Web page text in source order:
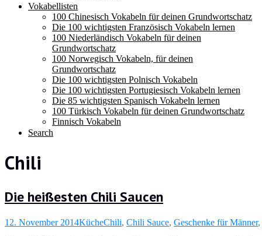
Vokabellisten
100 Chinesisch Vokabeln für deinen Grundwortschatz
Die 100 wichtigsten Französisch Vokabeln lernen
100 Niederländisch Vokabeln für deinen
Grundwortschatz
100 Norwegisch Vokabeln, für deinen
Grundwortschatz
Die 100 wichtigsten Polnisch Vokabeln
Die 100 wichtigsten Portugiesisch Vokabeln lernen
Die 85 wichtigsten Spanisch Vokabeln lernen
100 Türkisch Vokabeln für deinen Grundwortschatz
Finnisch Vokabeln
Search
Chili
Die heißesten Chili Saucen
12. November 2014KücheChili, Chili Sauce, Geschenke für Männer,